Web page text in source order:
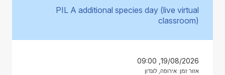
PIL A additional species day (live virtual
classroom)
19/08/2026, 09:00
אזור זמן: אירופה, לונדון